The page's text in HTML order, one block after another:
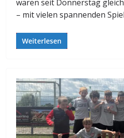
waren seit Donnerstag
– mit vielen spannenden
Weiterlesen